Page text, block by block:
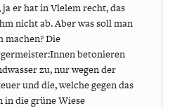
er hat in Vielem recht, das
nicht ab. Aber was soll man
Die
betonieren
zu, nur wegen der
und die, welche gegen das
in die grüne Wiese